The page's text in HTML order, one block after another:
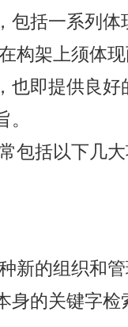
包括一系列
构架上须体
也即提供良
包括以下几
新的组织和
身的关键字